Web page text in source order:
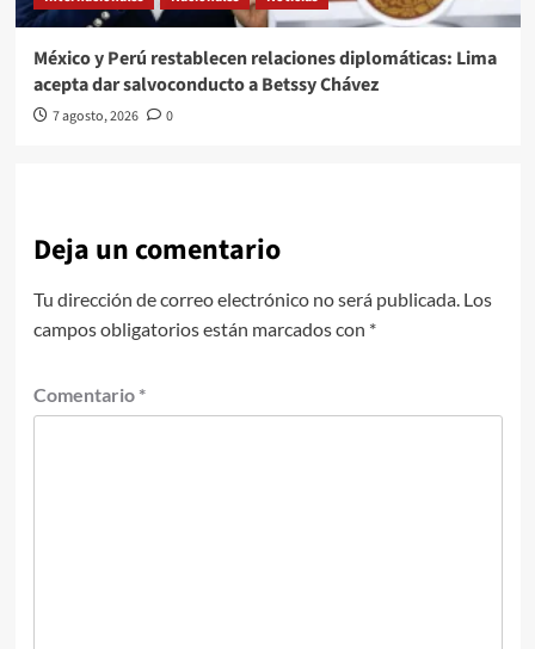
México y Perú restablecen relaciones diplomáticas: Lima
acepta dar salvoconducto a Betssy Chávez
7 agosto, 2026 0
Deja un comentario
Tu dirección de correo electrónico no será publicada. Los
campos obligatorios están marcados con *
Comentario *